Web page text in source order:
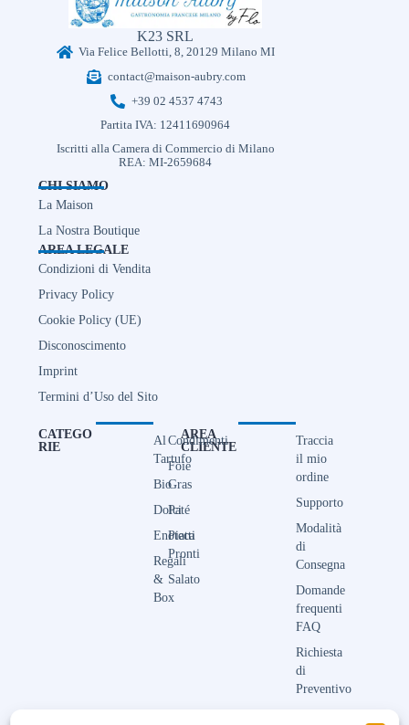
K23 SRL
Via Felice Bellotti, 8, 20129 Milano MI
contact@maison-aubry.com
+39 02 4537 4743
Partita IVA: 12411690964
Iscritti alla Camera di Commercio di Milano
REA: MI-2659684
CHI SIAMO
La Maison
La Nostra Boutique
AREA LEGALE
Condizioni di Vendita
Privacy Policy
Cookie Policy (UE)
Disconoscimento
Imprint
Termini d’Uso del Sito
CATEGO
RIE
Al
Tartufo
Bio
Dolci
Enoteca
Regali
&
Box
Condimenti
Foie
Gras
Paté
Piatti
Pronti
Salato
AREA
CLIENTE
Traccia
il mio
ordine
Supporto
Modalità
di
Consegna
Domande
frequenti
FAQ
Richiesta
di
Preventivo